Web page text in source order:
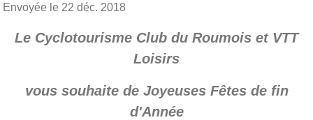
Envoyée le 22 déc. 2018
Le Cyclotourisme Club du Roumois et VTT
Loisirs
vous souhaite de Joyeuses Fêtes de fin
d'Année